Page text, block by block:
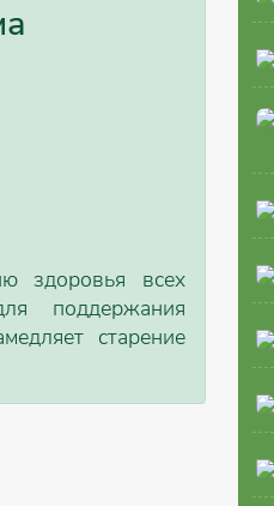
здоровья всех
поддержания
старение